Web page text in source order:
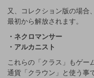
又、コレクション版の場合
最初から解放されます。
・ネクロマンサー
・アルカニスト
これらの「クラス」もゲー
通貨「クラウン」と使う事